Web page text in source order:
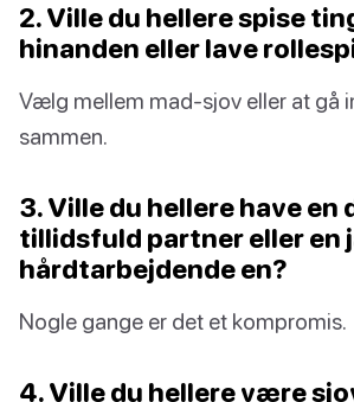
2. Ville du hellere spise
hinanden eller lave
Vælg mellem mad-sjov eller at gå
sammen.
3. Ville du hellere have en
tillidsfuld partner eller en
hårdtarbejdende en?
Nogle gange er det et kompromis.
4. Ville du hellere være